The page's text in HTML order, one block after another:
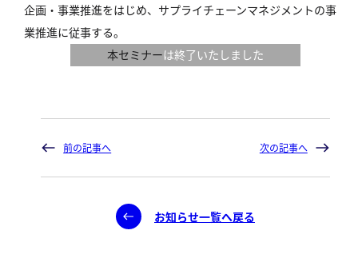
企画・事業推進をはじめ、サプライチェーンマネジメントの事
業推進に従事する。
本セミナーは終了いたしました
前の記事へ 次の記事へ
お知らせ一覧へ戻る